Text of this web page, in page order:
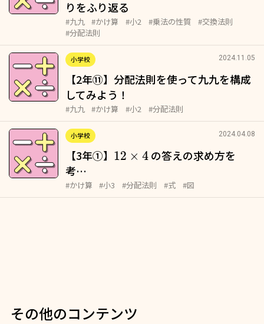
りをふり返る
#九九 #かけ算 #小2 #乗法の性質
#交換法則
#分配法則
小学校 2024.11.05
【2年⑪】分配法則を使って九九を構成
してみよう！
#九九 #かけ算 #小2 #分配法則
小学校 2024.04.08
【3年①】 12×4
の答えの求め方を
考…
#かけ算 #小3 #分配法則 #式 #図
その他のコンテンツ